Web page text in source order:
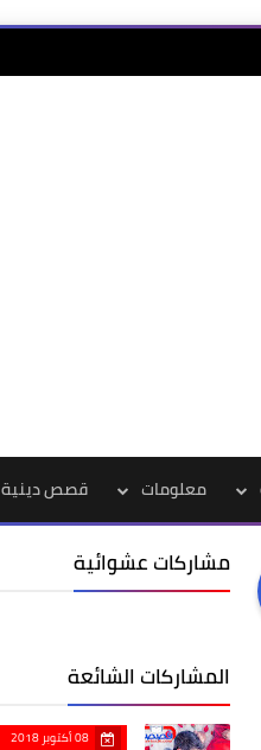
معلومات قصص دينية
مشاركات عشوائية
المشاركات الشائعة
08 أكتوبر 2018